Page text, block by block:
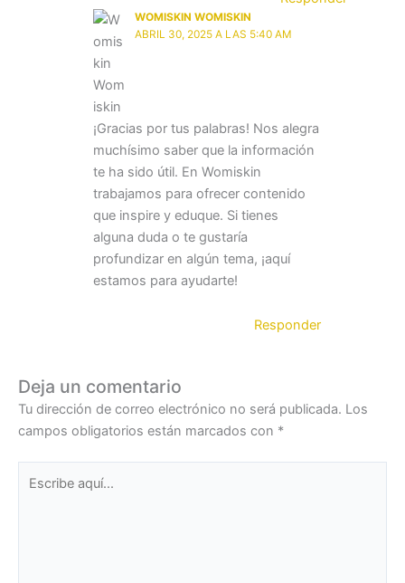
WOMISKIN WOMISKIN
ABRIL 30, 2025 A LAS 5:40 AM
¡Gracias por tus palabras! Nos alegra
muchísimo saber que la información
te ha sido útil. En Womiskin
trabajamos para ofrecer contenido
que inspire y eduque. Si tienes
alguna duda o te gustaría
profundizar en algún tema, ¡aquí
estamos para ayudarte!
Responder
Deja un comentario
Tu dirección de correo electrónico no será publicada. Los
campos obligatorios están marcados con *
aquí...